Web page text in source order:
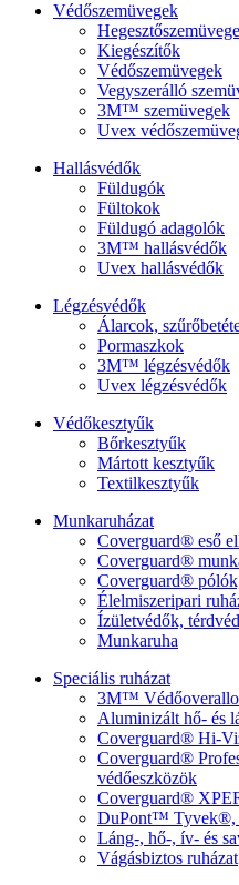
Védőszemüvegek
Kiegészítők
Védőszemüvegek
Vegyszerálló
3M™ szemüvegek
Uvex
Hallásvédők
Füldugók
Fültokok
Füldugó adagolók
3M™ hallásvédők
Uvex hallásvédők
Légzésvédők
Álarcok,
Pormaszkok
3M™ légzésvédők
Uvex légzésvédők
Védőkesztyűk
Bőrkesztyűk
Mártott kesztyűk
Textilkesztyűk
Munkaruházat
Coverguard® eső
Coverguard®
Coverguard®
Élelmiszeripari
Ízületvédők,
Munkaruha
Speciális ruházat
3M™
Aluminizált hő- és
Coverguard® Hi-
Coverguard®
védőeszközök
Coverguard®
DuPont™ Tyvek®,
Láng-, hő-, ív- és
Vágásbiztos ruházat